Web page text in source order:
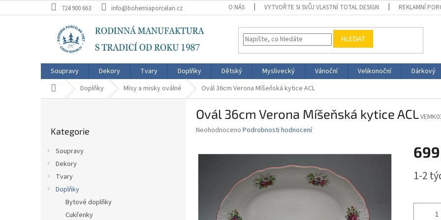
na
724 900 663 info@bohemiaporcelan.cz O NÁS VYTVOŘTE SI SVŮJ VLASTNÍ TOTAL DESIGN REKLAMNÍ
HLEDAT
Soupravy Dekory Tvary Doplňky Dětský Myslivecký Vánoční Velikonoční Dárkový
Domů Doplňky Mísy a misky oválné Ovál 36cm Verona Míšeňská kytice ACL
kategorie
Kategorie
Soupravy
Dekory
Tvary
Doplňky
Bytové doplňky
Cukřenky
Ovál 36cm Verona Míšeňská kytice ACL
Průměrné
hvězdiček.
Neohodnoceno Podrobnosti hodnocení
cena:
1-2